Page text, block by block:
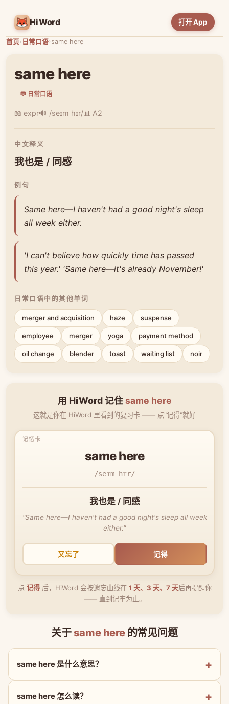
HiWord 打开 App
首页› 日常口语›same here
same here
💬 日常口语
📖 expr🔊 /seɪm hɪr/📊 A2
中文释义
我也是 / 同感
例句
Same here—I haven't had a good night's sleep
all week either.
'I can't believe how quickly time has passed
this year.' 'Same here—it's already November!'
日常口语中的其他单词
merger and acquisition haze suspense
employee merger yoga payment method
oil change blender toast waiting list noir
用 HiWord 记住same here
这就是你在 HiWord 里看到的复习卡 —— 点"记得"就好
same here
/seɪm hɪr/
我也是 / 同感
"Same here—I haven't had a good night's sleep all week
either."
又忘了 记得
点 记得后，HiWord 会按遗忘曲线在 1 天、3 天、7 天后再提醒你
—— 直到记牢为止。
关于 same here的常见问题
same here 是什么意思？
same here 怎么读？